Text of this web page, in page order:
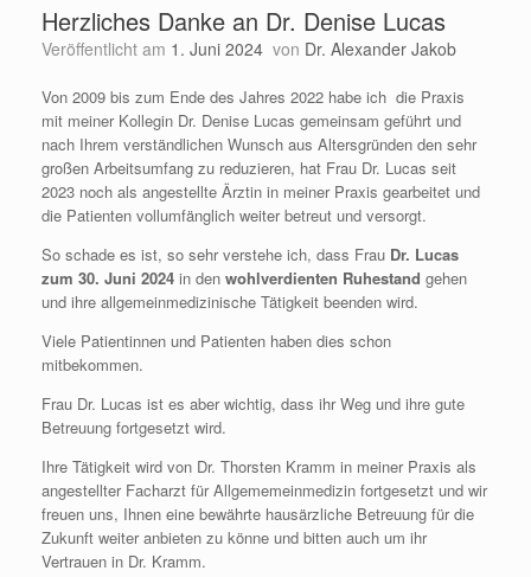
Herzliches Danke an Dr. Denise Lucas
Veröffentlicht am 1. Juni 2024 von Dr. Alexander Jakob
Von 2009 bis zum Ende des Jahres 2022 habe ich die Praxis
mit meiner Kollegin Dr. Denise Lucas gemeinsam geführt und
nach Ihrem verständlichen Wunsch aus Altersgründen den sehr
großen Arbeitsumfang zu reduzieren, hat Frau Dr. Lucas seit
2023 noch als angestellte Ärztin in meiner Praxis gearbeitet und
die Patienten vollumfänglich weiter betreut und versorgt.
So schade es ist, so sehr verstehe ich, dass Frau Dr. Lucas
zum 30. Juni 2024 in den wohlverdienten Ruhestand gehen
und ihre allgemeinmedizinische Tätigkeit beenden wird.
Viele Patientinnen und Patienten haben dies schon
mitbekommen.
Frau Dr. Lucas ist es aber wichtig, dass ihr Weg und ihre gute
Betreuung fortgesetzt wird.
Ihre Tätigkeit wird von Dr. Thorsten Kramm in meiner Praxis als
angestellter Facharzt für Allgememeinmedizin fortgesetzt und wir
freuen uns, Ihnen eine bewährte hausärzliche Betreuung für die
Zukunft weiter anbieten zu könne und bitten auch um ihr
Vertrauen in Dr. Kramm.